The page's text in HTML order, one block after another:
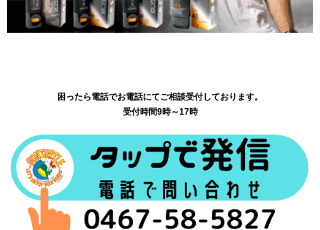
困ったら電話でお電話にてご相談受付しております。
受付時間9時～17時